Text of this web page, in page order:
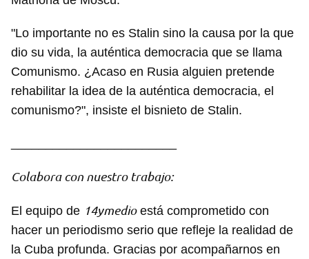
Para poder guardar como favorito, primero has de
INICIAR SESIÓN CANCELAR
"Lo importante no es Stalin sino la causa por la que
dio su vida, la auténtica democracia que se llama
Comunismo. ¿Acaso en Rusia alguien pretende
rehabilitar la idea de la auténtica democracia, el
comunismo?", insiste el bisnieto de Stalin.
Colabora con nuestro trabajo:
El equipo de 14ymedioestá comprometido con
hacer un periodismo serio que refleje la realidad de
la Cuba profunda. Gracias por acompañarnos en